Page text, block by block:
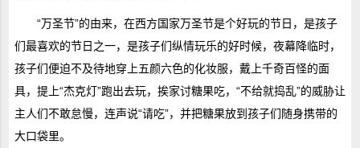
“万圣节”的由来，在西方国家万圣节是个好玩的节日，是孩子
们最喜欢的节日之一，是孩子们纵情玩乐的好时候，夜幕降临时，
孩子们便迫不及待地穿上五颜六色的化妆服，戴上千奇百怪的面
具，提上“杰克灯”跑出去玩，挨家讨糖果吃，“不给就捣乱”的威胁让
主人们不敢怠慢，连声说“请吃”，并把糖果放到孩子们随身携带的
大口袋里。